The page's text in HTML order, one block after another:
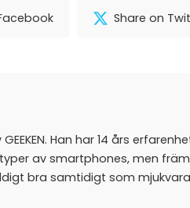
Share on
Han har 14 års
av smartphones, men
bra samtidigt som